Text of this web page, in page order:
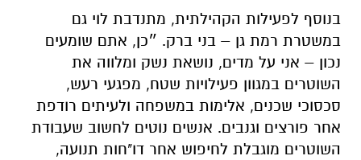
בנוסף לפעילות הקהילתית, מתנדבת לוי גם
במשטרת רמת גן – בני ברק. ״כן, אתם שומעים
נכון – אני על מדים, נושאת נשק ומלווה את
השוטרים במגוון פעילויות שטח, מפגעי רעש,
סכסוכי שכנים, אלימות במשפחה ולעיתים רודפת
אחר פורצים וגנבים. אנשים נוטים לחשוב שעבודת
השוטרים מוגבלת לחיפוש אחר דו"חות תנועה,